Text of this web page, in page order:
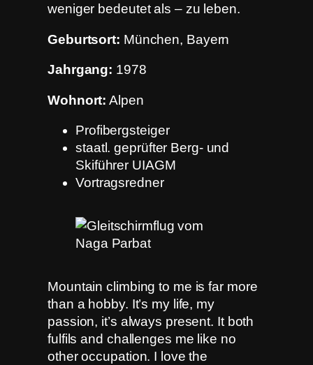
weniger bedeutet als – zu leben.
Geburtsort: München, Bayern
Jahrgang: 1978
Wohnort: Alpen
Profibergsteiger
staatl. geprüfter Berg- und
Skiführer UIAGM
Vortragsredner
Mountain climbing to me is far more
than a hobby. It’s my life, my
passion, it’s always present. It both
fulfils and challenges me like no
other occupation. I love the